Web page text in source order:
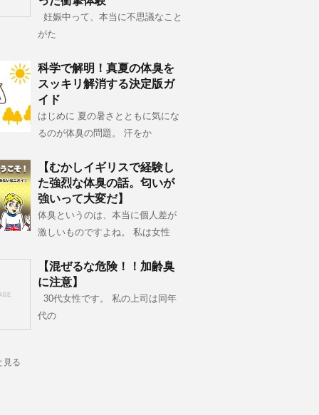
妊娠中って、本当に不思議なこと
がた
科学で解明！真夏の体臭を
スッキリ解消する決定版ガ
イド
はじめに 夏の暑さとともに気にな
るのが体臭の問題。 汗をか
【むかしイギリスで経験し
た強烈な体臭の話。匂いが
強いって大変だ】
体臭というのは、本当に個人差が
激しいものですよね。 私は女性
【混ぜるな危険！！加齢臭
に注意】
30代女性です。 私の上司は同年
代の
見る